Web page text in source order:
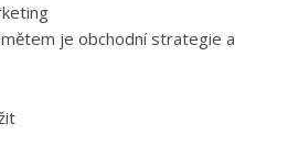
je obchodní strategie a